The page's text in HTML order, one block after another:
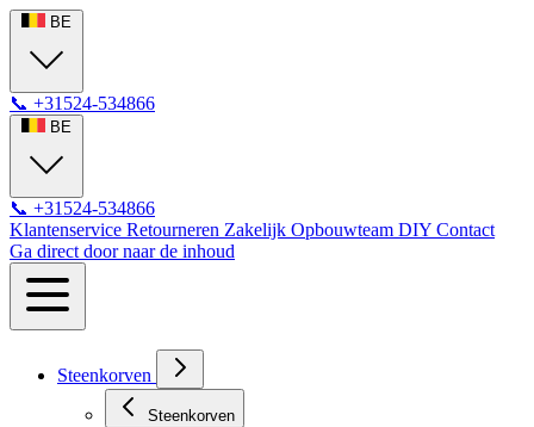
BE
📞 +31524-534866
BE
📞 +31524-534866
Klantenservice Retourneren Zakelijk Opbouwteam DIY Contact
Ga direct door naar de inhoud
Steenkorven
Steenkorven